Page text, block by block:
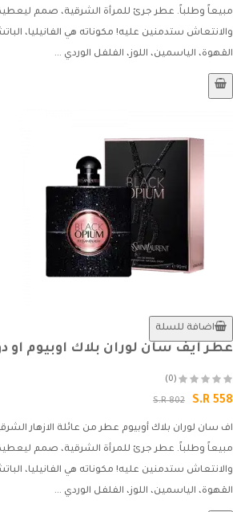
مبيعاً وطلباً. عطر جرئ للمرأة الشرقية، صمم
والانتعاش ستدمنين عليه! مكوناته هي الفانيليا،
القهوة، الياسمين، اللوز، الفلفل الوردي ...
اضافة للسلة
عطر ايف سان لوران بلاك اوبيوم او دو
(0)
S.R 558
S.R 802
اف سان لوران بلاك أوبيوم عطر من عائلة الازهار
مبيعاً وطلباً. عطر جرئ للمرأة الشرقية، صمم
والانتعاش ستدمنين عليه! مكوناته هي الفانيليا،
القهوة، الياسمين، اللوز، الفلفل الوردي ...